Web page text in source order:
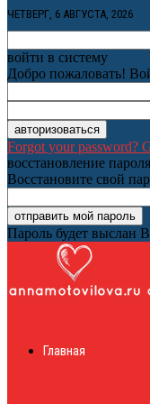
ЧЕТВЕРГ, 6 АВГУСТА, 2026
войти в систему
Добро пожаловать!
Forgot your password?
восстановление пароля
Восстановите свой
Пароль будет выслан
Главная